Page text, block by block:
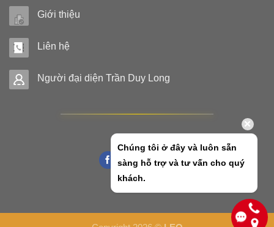
Giới thiệu
Liên hệ
Người đại diện Trần Duy Long
Chúng tôi ở đây và luôn sẵn
sàng hỗ trợ và tư vấn cho quý
khách.